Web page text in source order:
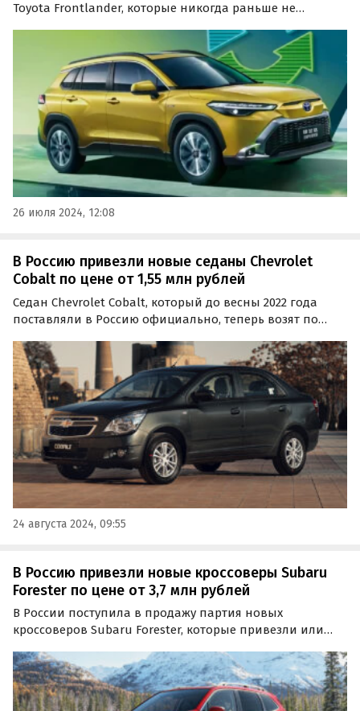
Toyota Frontlander, которые никогда раньше не
них за последние два месяца практически не
поменялись и по-прежнему стартуют от 2 550 000
рублей, пишут…
26 июля 2024, 12:08
В Россию привезли новые седаны Chevrolet
Cobalt по цене от 1,55 млн рублей
Седан Chevrolet Cobalt, который до весны 2022 года
поставляли в Россию официально, теперь возят по
сайтов объявлений начинаются от 1 549 000 рублей,
пишут «Автоновости дня».
24 августа 2024, 09:55
В Россию привезли новые кроссоверы Subaru
Forester по цене от 3,7 млн рублей
В России поступила в продажу партия новых
кроссоверов Subaru Forester, которые привезли или
схемам. Цены на эти машины на одном из сайтов
объявлений стартуют от 3 470 000 рублей, выяснили
«Автоновости…